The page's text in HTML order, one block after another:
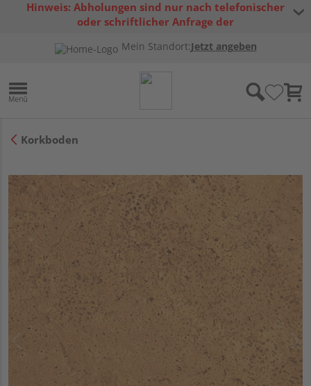
Hinweis: Abholungen sind nur nach telefonischer
oder schriftlicher Anfrage der
Mein Standort:Jetzt angeben
Korkboden